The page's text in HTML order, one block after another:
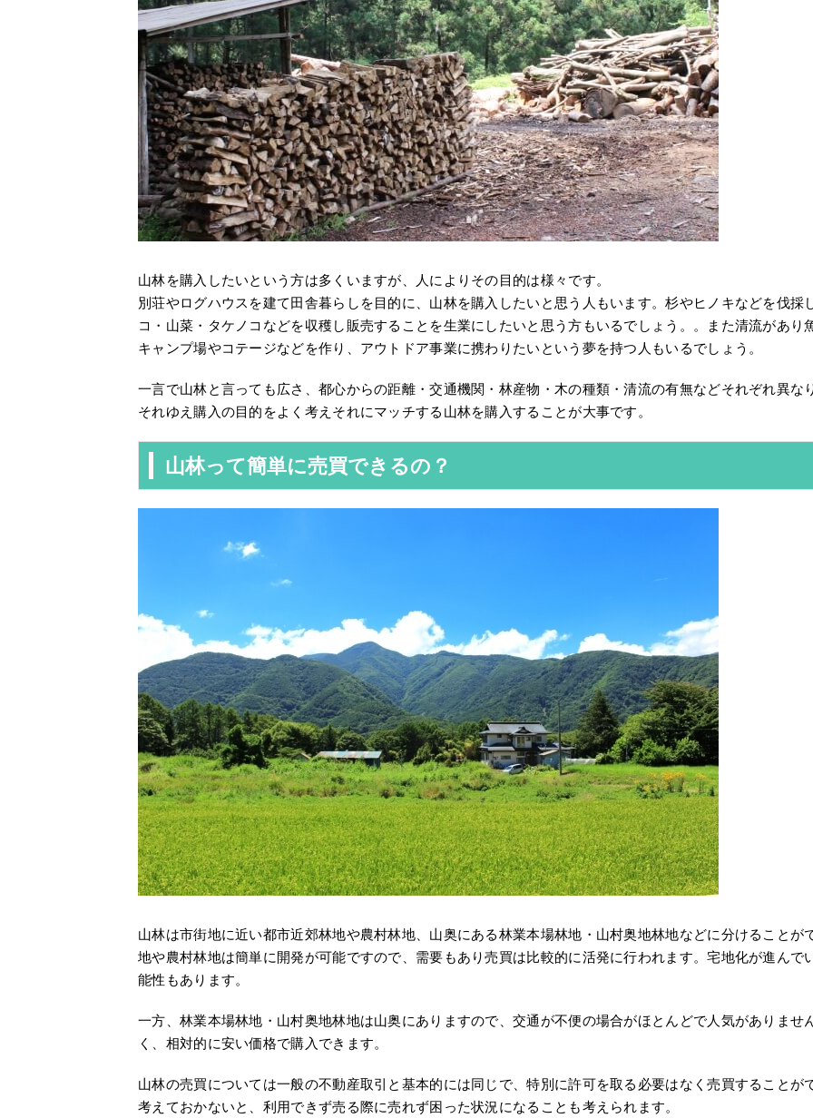
山林を購入したいという方は多くいますが、人によりその目的は様々です。
別荘やログハウスを建て田舎暮らしを目的に、山林を購入したいと思う人もいます。杉やヒノキなどを伐採
コ・山菜・タケノコなどを収穫し販売することを生業にしたいと思う方もいるでしょう。。また清流があり
キャンプ場やコテージなどを作り、アウトドア事業に携わりたいという夢を持つ人もいるでしょう。
一言で山林と言っても広さ、都心からの距離・交通機関・林産物・木の種類・清流の有無などそれぞれ異な
それゆえ購入の目的をよく考えそれにマッチする山林を購入することが大事です。
山林って簡単に売買できるの？
山林は市街地に近い都市近郊林地や農村林地、山奥にある林業本場林地・山村奥地林地などに分けること
地や農村林地は簡単に開発が可能ですので、需要もあり売買は比較的に活発に行われます。宅地化が進ん
能性もあります。
一方、林業本場林地・山村奥地林地は山奥にありますので、交通が不便の場合がほとんどで人気がありませ
く、相対的に安い価格で購入できます。
山林の売買については一般の不動産取引と基本的には同じで、特別に許可を取る必要はなく売買することが
考えておかないと、利用できず売る際に売れず困った状況になることも考えられます。